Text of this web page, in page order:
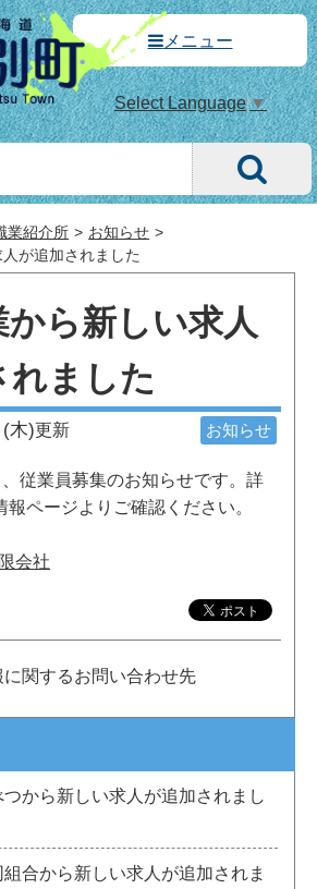
メニュー
Select Language▼
業紹介所
お知らせ
が追加されました
から新しい求人
れました
(木)更新 お知らせ
従業員募集のお知らせです。詳
ページよりご確認ください。
会社
関するお問い合わせ先
から新しい求人が追加されまし
合から新しい求人が追加されま